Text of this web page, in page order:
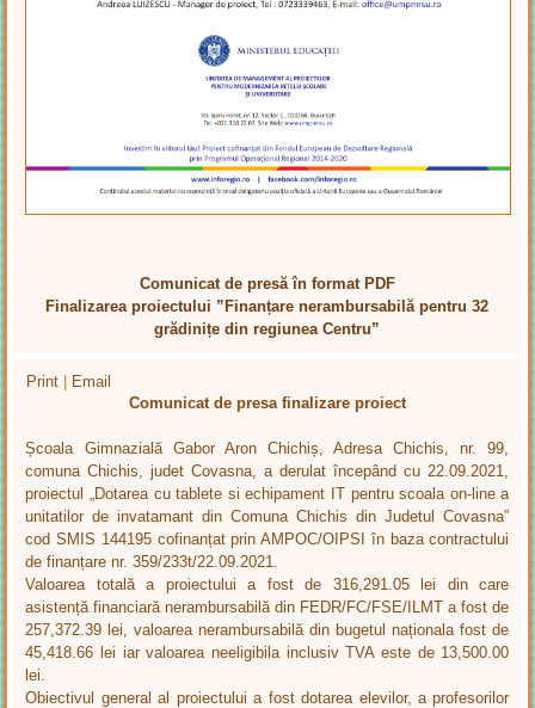
Comunicat de presă în format PDF
Finalizarea proiectului ”Finanțare nerambursabilă pentru 32
grădinițe din regiunea Centru”
Print | Email
Comunicat de presa finalizare proiect
Școala Gimnazială Gabor Aron Chichiș, Adresa Chichis, nr. 99,
comuna Chichis, judet Covasna, a derulat începând cu 22.09.2021,
proiectul „Dotarea cu tablete si echipament IT pentru scoala on-line a
unitatilor de invatamant din Comuna Chichis din Judetul Covasna”
cod SMIS 144195 cofinanțat prin AMPOC/OIPSI în baza contractului
de finanțare nr. 359/233t/22.09.2021.
Valoarea totală a proiectului a fost de 316,291.05 lei din care
asistență financiară nerambursabilă din FEDR/FC/FSE/ILMT a fost de
257,372.39 lei, valoarea nerambursabilă din bugetul naționala fost de
45,418.66 lei iar valoarea neeligibila inclusiv TVA este de 13,500.00
lei.
Obiectivul general al proiectului a fost dotarea elevilor, a profesorilor